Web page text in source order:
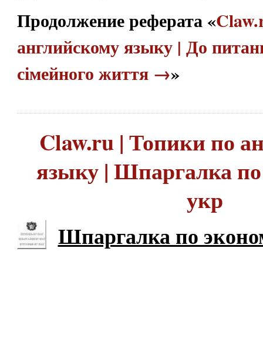
Продолжение реферата «
английскому языку | До
сімейного життя →»
Claw.ru | Топики по
языку | Шпаргалка
укр
Шпаргалка по